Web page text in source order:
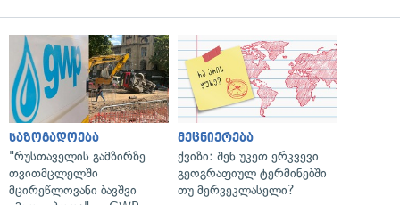
საზოგადოება
"რუსთაველის გამზირზე
თვითმცლელში
მცირეწლოვანი ბავშვი
მეცნიერება
ქვიზი: შენ უკეთ ერკვევი
გეოგრაფიულ ტერმინებში
თუ მერვეკლასელი?